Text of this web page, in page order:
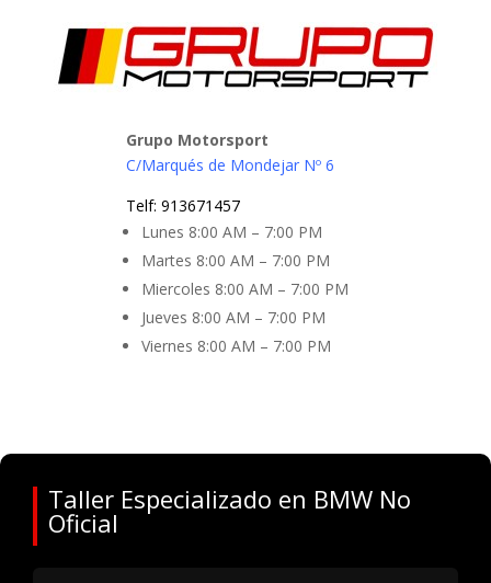
Grupo Motorsport
C/Marqués de Mondejar Nº 6
Telf: 913671457
Lunes 8:00 AM – 7:00 PM
Martes 8:00 AM – 7:00 PM
Miercoles 8:00 AM – 7:00 PM
Jueves 8:00 AM – 7:00 PM
Viernes 8:00 AM – 7:00 PM
Taller Especializado en BMW No
Oficial